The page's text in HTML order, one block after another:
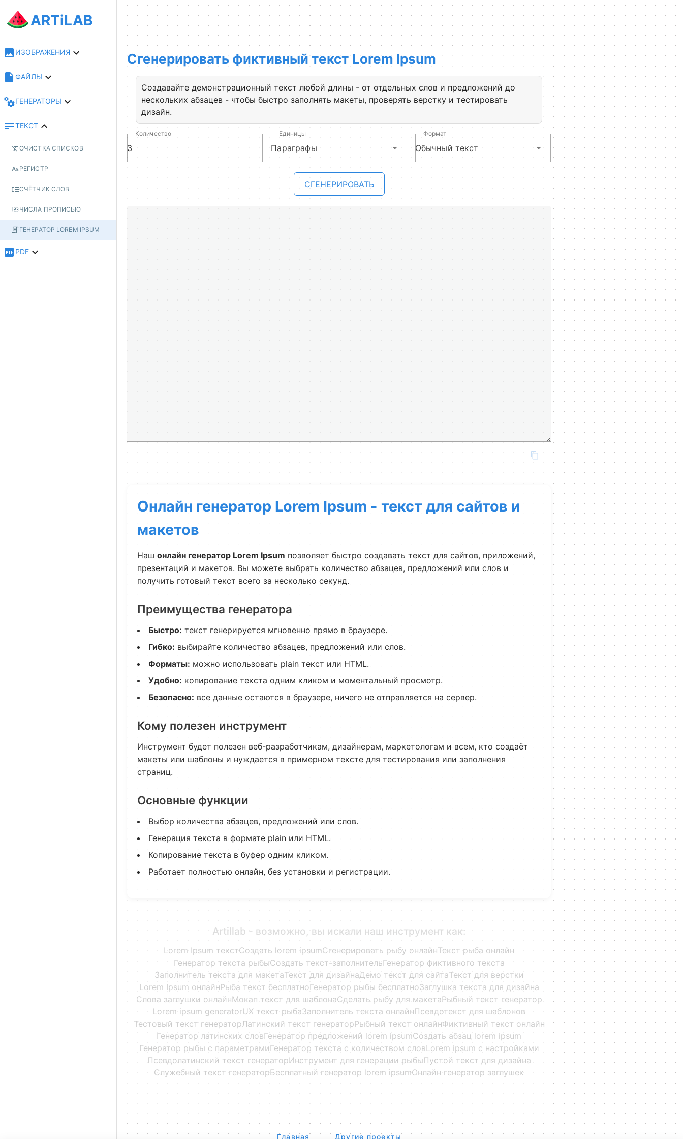
ARTiLAB
ИЗОБРАЖЕНИЯ
ФАЙЛЫ
ГЕНЕРАТОРЫ
ТЕКСТ
ОЧИСТКА СПИСКОВ
РЕГИСТР
СЧЁТЧИК СЛОВ
ЧИСЛА ПРОПИСЬЮ
ГЕНЕРАТОР LOREM IPSUM
PDF
Сгенерировать фиктивный текст Lorem Ipsum
Создавайте демонстрационный текст любой длины - от отдельных слов и предложений до
нескольких абзацев - чтобы быстро заполнять макеты, проверять верстку и тестировать
дизайн.
Количество
Параграфы
Единицы
Обычный текст
Формат
СГЕНЕРИРОВАТЬ
Онлайн генератор Lorem Ipsum - текст для сайтов и
макетов
Наш онлайн генератор Lorem Ipsum позволяет быстро создавать текст для сайтов, приложений,
презентаций и макетов. Вы можете выбрать количество абзацев, предложений или слов и
получить готовый текст всего за несколько секунд.
Преимущества генератора
Быстро: текст генерируется мгновенно прямо в браузере.
Гибко: выбирайте количество абзацев, предложений или слов.
Форматы: можно использовать plain текст или HTML.
Удобно: копирование текста одним кликом и моментальный просмотр.
Безопасно: все данные остаются в браузере, ничего не отправляется на сервер.
Кому полезен инструмент
Инструмент будет полезен веб-разработчикам, дизайнерам, маркетологам и всем, кто создаёт
макеты или шаблоны и нуждается в примерном тексте для тестирования или заполнения
страниц.
Основные функции
Выбор количества абзацев, предложений или слов.
Генерация текста в формате plain или HTML.
Копирование текста в буфер одним кликом.
Работает полностью онлайн, без установки и регистрации.
Artillab - возможно, вы искали наш инструмент как:
Lorem Ipsum текстСоздать lorem ipsumСгенерировать рыбу онлайнТекст рыба онлайн
Генератор текста рыбыСоздать текст-заполнительГенератор фиктивного текста
Заполнитель текста для макетаТекст для дизайнаДемо текст для сайтаТекст для верстки
Lorem Ipsum онлайнРыба текст бесплатноГенератор рыбы бесплатноЗаглушка текста для дизайна
Слова заглушки онлайнМокап текст для шаблонаСделать рыбу для макетаРыбный текст генератор
Lorem ipsum generatorUX текст рыбаЗаполнитель текста онлайнПсевдотекст для шаблонов
Тестовый текст генераторЛатинский текст генераторРыбный текст онлайнФиктивный текст онлайн
Генератор латинских словГенератор предложений lorem ipsumСоздать абзац lorem ipsum
Генератор рыбы с параметрамиГенератор текста с количеством словLorem ipsum с настройками
Псевдолатинский текст генераторИнструмент для генерации рыбыПустой текст для дизайна
Служебный текст генераторБесплатный генератор lorem ipsumОнлайн генератор заглушек
Главная Другие проекты